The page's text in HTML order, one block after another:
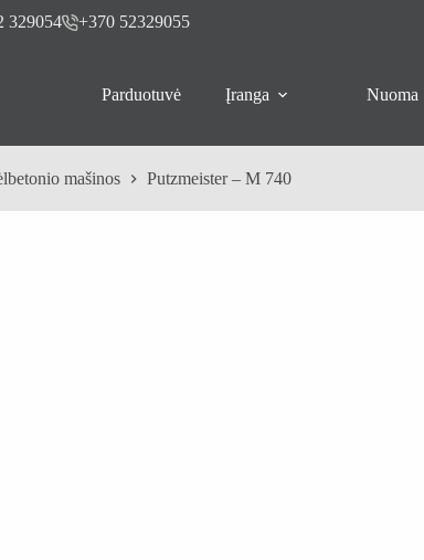
329054 +370 52329055
Parduotuvė Įranga Nuoma
mašinos Putzmeister – M 740